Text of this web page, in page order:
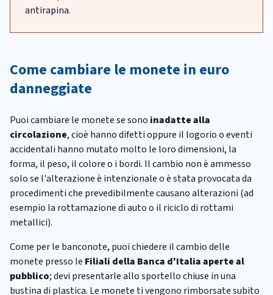
antirapina.
Come cambiare le monete in euro
danneggiate
Puoi cambiare le monete se sono inadatte alla
circolazione, cioè hanno difetti oppure il logorio o eventi
accidentali hanno mutato molto le loro dimensioni, la
forma, il peso, il colore o i bordi. Il cambio non è ammesso
solo se l'alterazione è intenzionale o è stata provocata da
procedimenti che prevedibilmente causano alterazioni (ad
esempio la rottamazione di auto o il riciclo di rottami
metallici).
Come per le banconote, puoi chiedere il cambio delle
monete presso le Filiali della Banca d'Italia aperte al
pubblico; devi presentarle allo sportello chiuse in una
bustina di plastica. Le monete ti vengono rimborsate subito